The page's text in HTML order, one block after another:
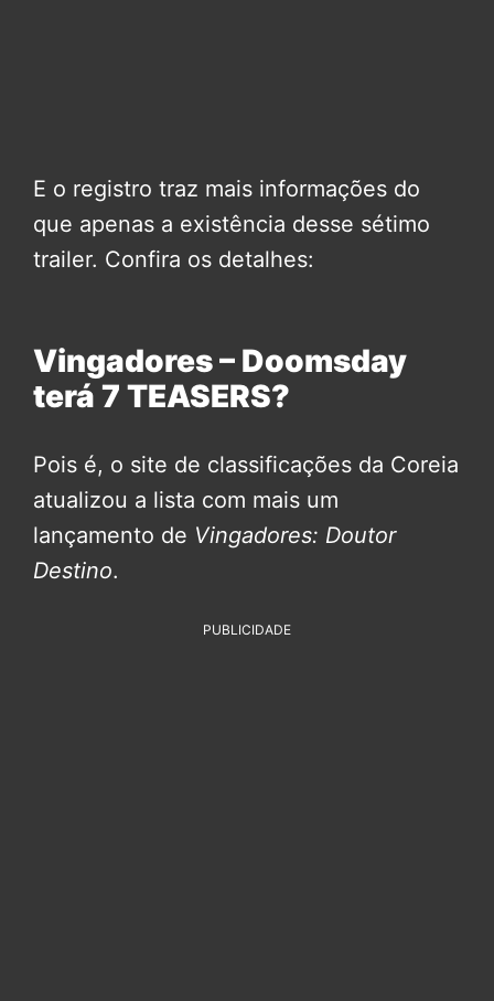
E o registro traz mais informações do
que apenas a existência desse sétimo
trailer. Confira os detalhes:
Vingadores – Doomsday
terá 7 TEASERS?
Pois é, o site de classificações da Coreia
atualizou a lista com mais um
lançamento de Vingadores: Doutor
Destino.
PUBLICIDADE